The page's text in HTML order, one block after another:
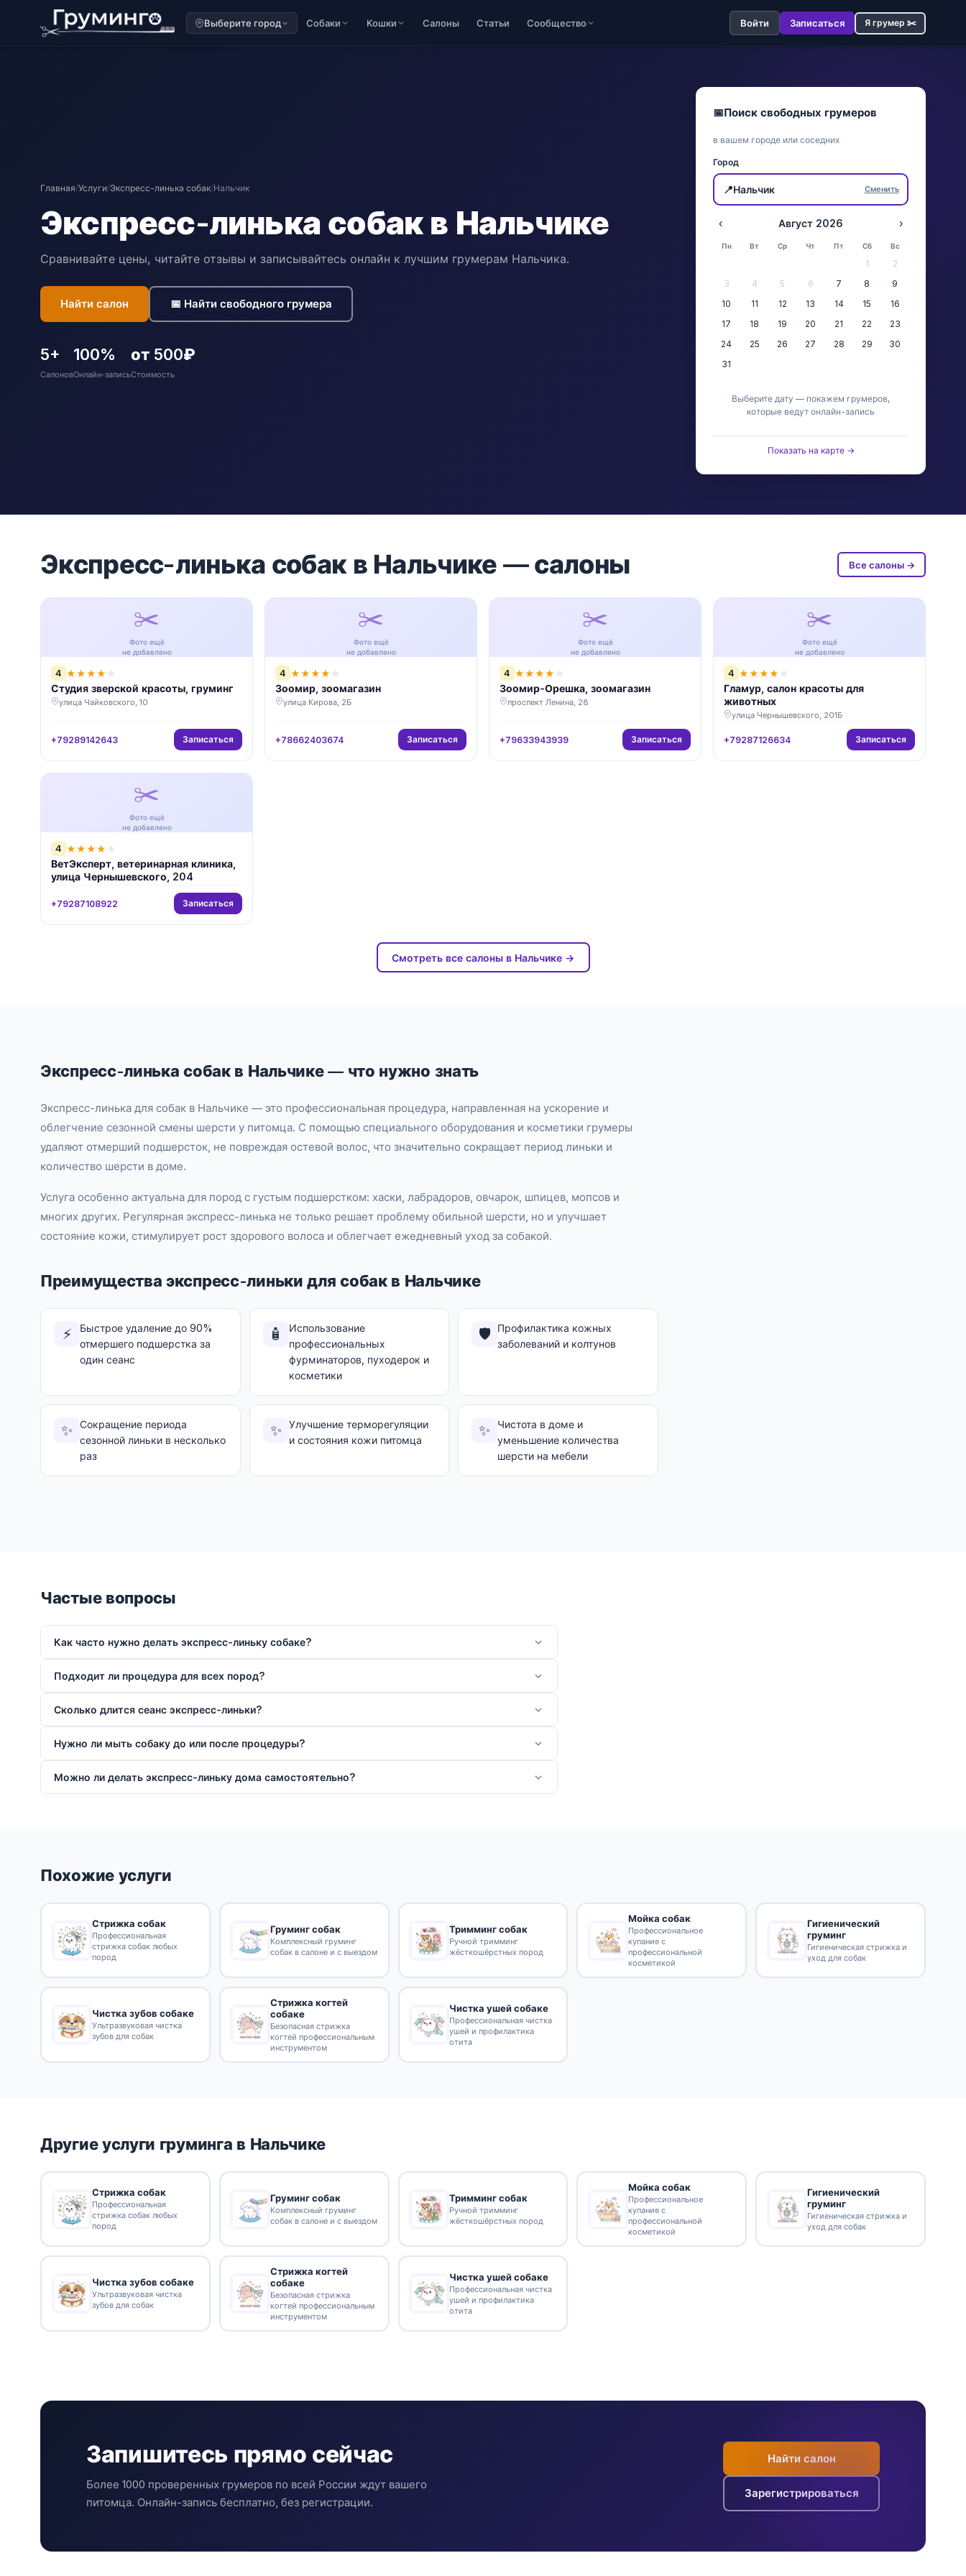
Выберите город Собаки Кошки Салоны Статьи Сообщество Войти Записаться Я грумер ✂️
Главная/Услуги/Экспресс-линька собак/Нальчик
Экспресс-линька собак в Нальчике
Сравнивайте цены, читайте отзывы и записывайтесь онлайн к лучшим грумерам Нальчика.
Найти салон 📅 Найти свободного грумера
5+
Салонов
100%
Онлайн-запись
от 500₽
Стоимость
📅Поиск свободных грумеров
в вашем городе или соседних
Город
📍Нальчик Сменить
‹ Август 2026 ›
Пн Вт Ср Чт Пт Сб Вс
1
2
3
4 5 6 7 8
9
10
11 12 13 14 15
16
17
18 19 20 21 22
23
24
25 26 27 28 29
30
31
Выберите дату — покажем грумеров,
которые ведут онлайн-запись
Показать на карте →
Экспресс-линька собак в Нальчике — салоны Все салоны →
✂️
Фото ещё
не добавлено
4 ★★★★ ★
Студия зверской красоты, груминг
улица Чайковского, 10
+79289142643 Записаться
✂️
Фото ещё
не добавлено
4 ★★★★ ★
Зоомир, зоомагазин
улица Кирова, 2Б
+78662403674 Записаться
✂️
Фото ещё
не добавлено
4 ★★★★ ★
Зоомир-Орешка, зоомагазин
проспект Ленина, 28
+79633943939 Записаться
✂️
Фото ещё
не добавлено
4 ★★★★ ★
Гламур, салон красоты для
животных
улица Чернышевского, 201Б
+79287126634 Записаться
✂️
Фото ещё
не добавлено
4 ★★★★ ★
ВетЭксперт, ветеринарная клиника,
улица Чернышевского, 204
+79287108922 Записаться
Смотреть все салоны в Нальчике →
Экспресс-линька собак в Нальчике — что нужно знать
Экспресс-линька для собак в Нальчике — это профессиональная процедура, направленная на ускорение и
облегчение сезонной смены шерсти у питомца. С помощью специального оборудования и косметики грумеры
удаляют отмерший подшерсток, не повреждая остевой волос, что значительно сокращает период линьки и
количество шерсти в доме.
Услуга особенно актуальна для пород с густым подшерстком: хаски, лабрадоров, овчарок, шпицев, мопсов и
многих других. Регулярная экспресс-линька не только решает проблему обильной шерсти, но и улучшает
состояние кожи, стимулирует рост здорового волоса и облегчает ежедневный уход за собакой.
Преимущества экспресс-линьки для собак в Нальчике
⚡
Быстрое удаление до 90%
отмершего подшерстка за
один сеанс
🧴
Использование
профессиональных
фурминаторов, пуходерок и
косметики
🛡️ Профилактика кожных
заболеваний и колтунов
✨ Сокращение периода
сезонной линьки в несколько
раз
✨
Улучшение терморегуляции
и состояния кожи питомца
✨
Чистота в доме и
уменьшение количества
шерсти на мебели
Частые вопросы
Как часто нужно делать экспресс-линьку собаке?
Подходит ли процедура для всех пород?
Сколько длится сеанс экспресс-линьки?
Нужно ли мыть собаку до или после процедуры?
Можно ли делать экспресс-линьку дома самостоятельно?
Похожие услуги
Стрижка собак
Профессиональная
стрижка собак любых
пород
Груминг собак
Комплексный груминг
собак в салоне и с выездом
Тримминг собак
Ручной тримминг
жёсткошёрстных пород
Мойка собак
Профессиональное
купание с
профессиональной
косметикой
Гигиенический
груминг
Гигиеническая стрижка и
уход для собак
Чистка зубов собаке
Ультразвуковая чистка
зубов для собак
Стрижка когтей
собаке
Безопасная стрижка
когтей профессиональным
инструментом
Чистка ушей собаке
Профессиональная чистка
ушей и профилактика
отита
Другие услуги груминга в Нальчике
Стрижка собак
Профессиональная
стрижка собак любых
пород
Груминг собак
Комплексный груминг
собак в салоне и с выездом
Тримминг собак
Ручной тримминг
жёсткошёрстных пород
Мойка собак
Профессиональное
купание с
профессиональной
косметикой
Гигиенический
груминг
Гигиеническая стрижка и
уход для собак
Чистка зубов собаке
Ультразвуковая чистка
зубов для собак
Стрижка когтей
собаке
Безопасная стрижка
когтей профессиональным
инструментом
Чистка ушей собаке
Профессиональная чистка
ушей и профилактика
отита
Запишитесь прямо сейчас
Более 1000 проверенных грумеров по всей России ждут вашего
питомца. Онлайн-запись бесплатно, без регистрации.
Найти салон
Зарегистрироваться